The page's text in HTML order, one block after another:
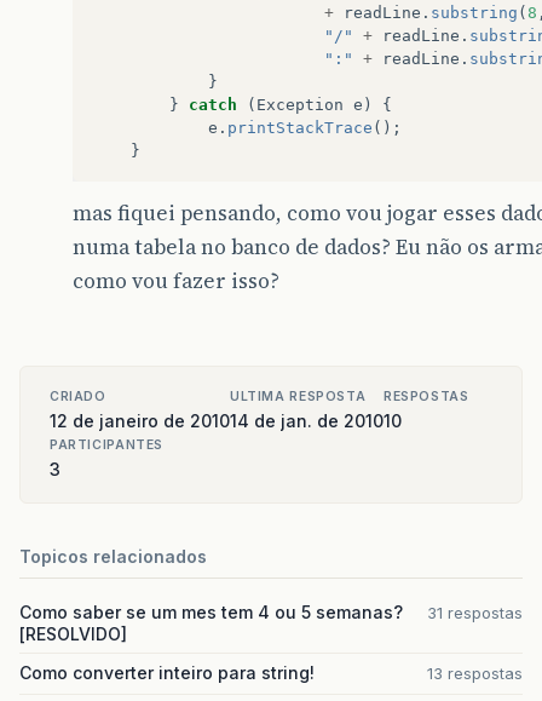
+
readLine . substring ( 8
"/"
+ readLine .
":"
+ readLine .
}
}
catch ( Exception e )
{
e . printStackTrace ();
}
mas fiquei pensando, como vou jogar esses
numa tabela no banco de dados? Eu não os
como vou fazer isso?
CRIADO
12 de janeiro de 2010
ULTIMA RESPOSTA
14 de jan. de 2010
RESPOSTAS
10
PARTICIPANTES
3
Topicos relacionados
Como saber se um mes tem 4 ou 5 semanas?
[RESOLVIDO]
31 respostas
Como converter inteiro para string! 13 respostas